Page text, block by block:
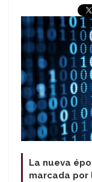
La nueva
marcada